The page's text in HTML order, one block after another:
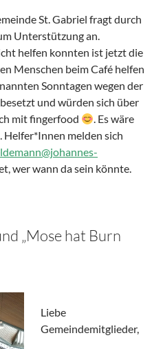
St. Gabriel fragt durch
Unterstützung an.
helfen konnten ist jetzt die
Menschen beim Café helfen
Sonntagen wegen der
und würden sich über
mit fingerfood
. Es wäre
melden sich
wer wann da sein könnte.
„Mose hat Burn
Liebe
Gemeindemitglieder,